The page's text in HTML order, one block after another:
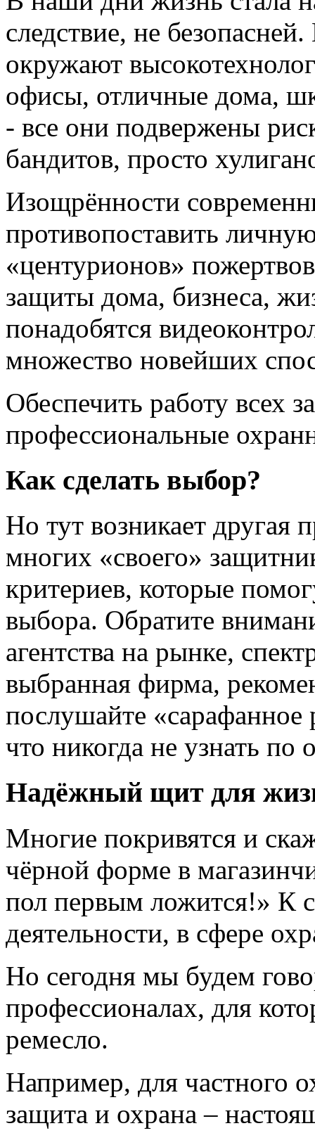
следствие, не
окружают
офисы, отличные дома,
- все они подвержены
бандитов, просто
Изощрённости
противопоставить
«центурионов»
защиты дома, бизнеса,
понадобятся
множество новейших
Обеспечить работу всех
профессиональные
Как сделать выбор?
Но тут возникает другая
многих «своего»
критериев, которые
выбора. Обратите
агентства на рынке,
выбранная фирма,
послушайте «сарафанное
что никогда не узнать
Надёжный щит для
Многие покривятся и
чёрной форме в
пол первым ложится!» К
деятельности, в сфере
Но сегодня мы будем
профессионалах, для
ремесло.
Например, для частного
защита и охрана –